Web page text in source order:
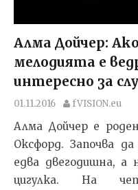
Алма Дойчер:
мелодията е
интересно за
01.11.2016 fVISION.eu
Алма Дойчер е
Оксфорд. Започва
едва двегодишна, а
цигулка. На